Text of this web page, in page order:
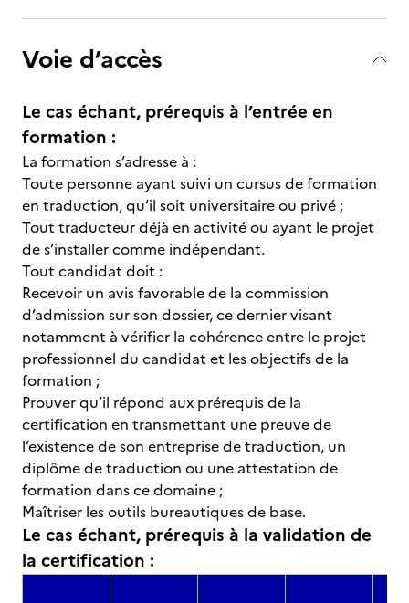
Voie d’accès
Le cas échant, prérequis à l’entrée en
formation :
La formation s’adresse à :
Toute personne ayant suivi un cursus de formation
en traduction, qu’il soit universitaire ou privé ;
Tout traducteur déjà en activité ou ayant le projet
de s’installer comme indépendant.
Tout candidat doit :
Recevoir un avis favorable de la commission
d’admission sur son dossier, ce dernier visant
notamment à vérifier la cohérence entre le projet
professionnel du candidat et les objectifs de la
formation ;
Prouver qu’il répond aux prérequis de la
certification en transmettant une preuve de
l’existence de son entreprise de traduction, un
diplôme de traduction ou une attestation de
formation dans ce domaine ;
Maîtriser les outils bureautiques de base.
Le cas échant, prérequis à la validation de
la certification :